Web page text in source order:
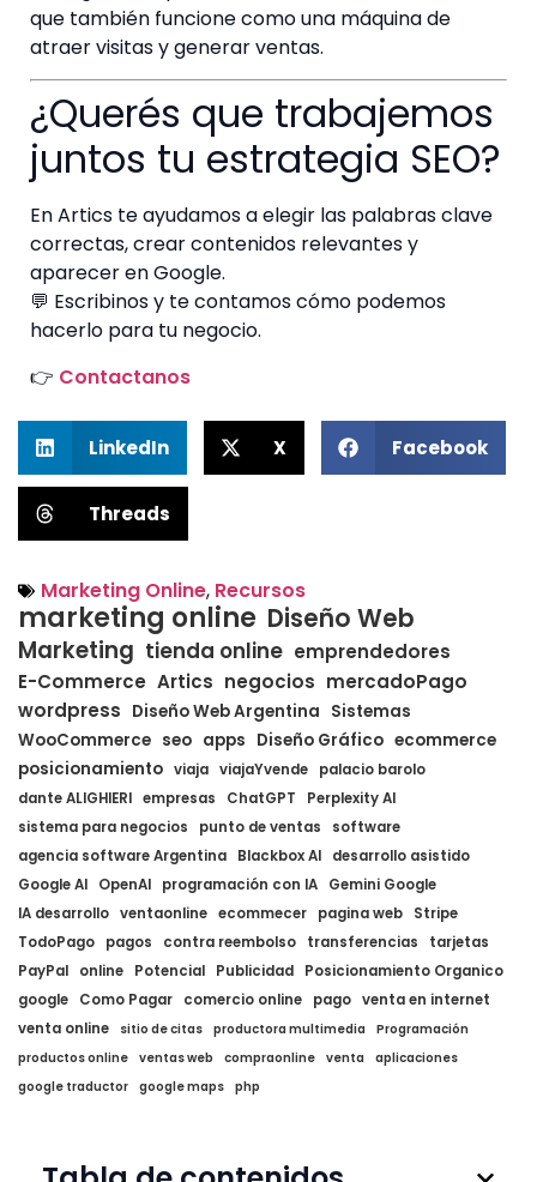
que también funcione como una máquina de
atraer visitas y generar ventas.
¿Querés que trabajemos
juntos tu estrategia SEO?
En Artics te ayudamos a elegir las palabras clave
correctas, crear contenidos relevantes y
aparecer en Google.
💬 Escribinos y te contamos cómo podemos
hacerlo para tu negocio.
👉 Contactanos
LinkedIn X Facebook
Threads
Marketing Online, Recursos
marketing online Diseño Web
Marketing tienda online emprendedores
E-Commerce Artics negocios mercadoPago
wordpress Diseño Web Argentina Sistemas
WooCommerce seo apps Diseño Gráfico ecommerce
posicionamiento viaja viajaYvende
palacio barolo
dante ALIGHIERI empresas ChatGPT
Perplexity AI
sistema para negocios
punto de ventas
software
agencia software Argentina
Blackbox AI
desarrollo asistido
Google AI
OpenAI programación con IA
Gemini Google
IA desarrollo ventaonline ecommecer pagina web
Stripe
TodoPago
pagos contra reembolso transferencias
tarjetas
PayPal
online Potencial Publicidad
Posicionamiento Organico
google
Como Pagar comercio online pago venta en internet
venta online
sitio de citas productora multimedia Programación
productos online ventas web compraonline venta aplicaciones
google traductor google maps php